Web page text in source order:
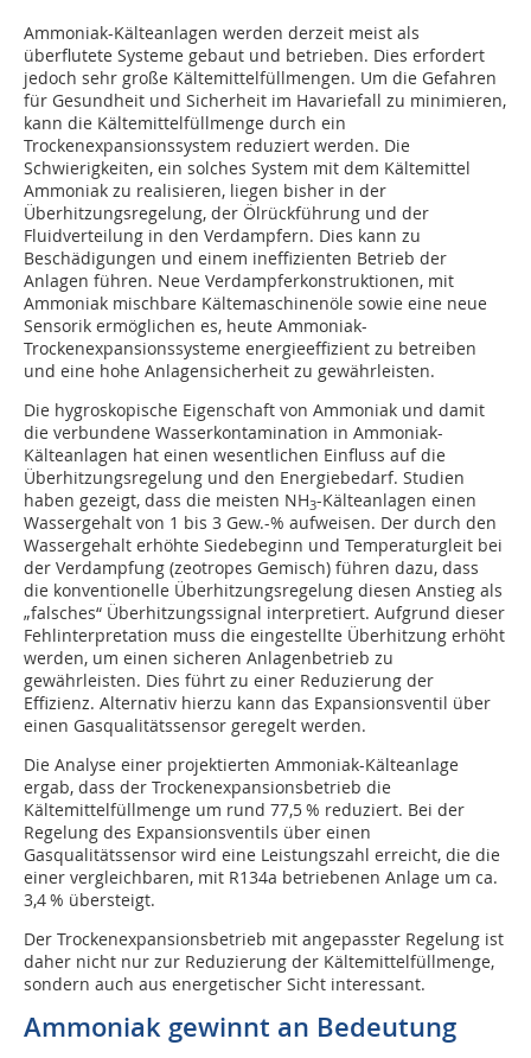
Ammoniak-Kälteanlagen werden derzeit meist als
überflutete Systeme gebaut und betrieben. Dies erfordert
jedoch sehr große Kältemittelfüllmengen. Um die Gefahren
für Gesundheit und Sicherheit im Havariefall zu minimieren,
kann die Kältemittelfüllmenge durch ein
Trockenexpansionssystem reduziert werden. Die
Schwierigkeiten, ein solches System mit dem Kältemittel
Ammoniak zu realisieren, liegen bisher in der
Überhitzungsregelung, der Ölrückführung und der
Fluidverteilung in den Verdampfern. Dies kann zu
Beschädigungen und einem ineffizienten Betrieb der
Anlagen führen. Neue Verdampferkonstruktionen, mit
Ammoniak mischbare Kältemaschinenöle sowie eine neue
Sensorik ermöglichen es, heute Ammoniak-
Trockenexpansionssysteme energieeffizient zu betreiben
und eine hohe Anlagensicherheit zu gewährleisten.
Die hygroskopische Eigenschaft von Ammoniak und damit
die verbundene Wasserkontamination in Ammoniak-
Kälteanlagen hat einen wesentlichen Einfluss auf die
Überhitzungsregelung und den Energiebedarf. Studien
haben gezeigt, dass die meisten NH3-Kälteanlagen einen
Wassergehalt von 1 bis 3 Gew.-% aufweisen. Der durch den
Wassergehalt erhöhte Siedebeginn und Temperaturgleit bei
der Verdampfung (zeotropes Gemisch) führen dazu, dass
die konventionelle Überhitzungsregelung diesen Anstieg als
„falsches“ Überhitzungssignal interpretiert. Aufgrund dieser
Fehlinterpretation muss die eingestellte Überhitzung erhöht
werden, um einen sicheren Anlagenbetrieb zu
gewährleisten. Dies führt zu einer Reduzierung der
Effizienz. Alternativ hierzu kann das Expansionsventil über
einen Gasqualitätssensor geregelt werden.
Die Analyse einer projektierten Ammoniak-Kälteanlage
ergab, dass der Trockenexpansionsbetrieb die
Kältemittelfüllmenge um rund 77,5 % reduziert. Bei der
Regelung des Expansionsventils über einen
Gasqualitätssensor wird eine Leistungszahl erreicht, die die
einer vergleichbaren, mit R134a betriebenen Anlage um ca.
3,4 % übersteigt.
Der Trockenexpansionsbetrieb mit angepasster Regelung ist
daher nicht nur zur Reduzierung der Kältemittelfüllmenge,
sondern auch aus energetischer Sicht interessant.
Ammoniak gewinnt an Bedeutung